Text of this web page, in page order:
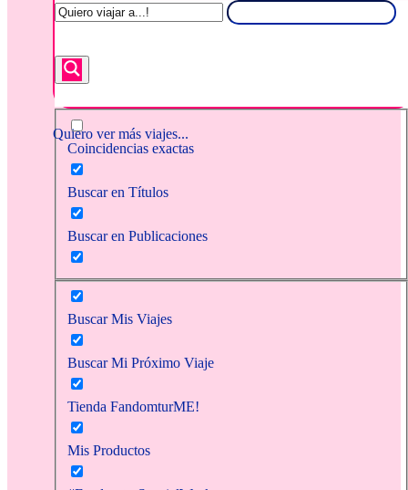
Quiero ver más viajes...
Coincidencias exactas
Buscar en Títulos
Buscar en Publicaciones
Buscar Mis Viajes
Buscar Mi Próximo Viaje
Tienda FandomturME!
Mis Productos